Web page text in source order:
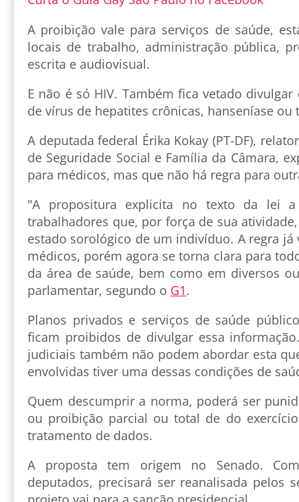
A proibição vale para serviços de saúde,
locais de trabalho, administração pública,
escrita e audiovisual.
E não é só HIV. Também fica vetado
de vírus de hepatites crônicas, hanseníase ou
A deputada federal Érika Kokay (PT-DF),
de Seguridade Social e Família da Câmara,
para médicos, mas que não há regra para
"A propositura explicita no texto da lei
trabalhadores que, por força de sua
estado sorológico de um indivíduo. A regra
médicos, porém agora se torna clara para
da área de saúde, bem como em diversos
parlamentar, segundo o G1.
Planos privados e serviços de saúde
ficam proibidos de divulgar essa
judiciais também não podem abordar esta
envolvidas tiver uma dessas condições de
Quem descumprir a norma, poderá ser
ou proibição parcial ou total de do
tratamento de dados.
A proposta tem origem no Senado.
deputados, precisará ser reanalisada pelos